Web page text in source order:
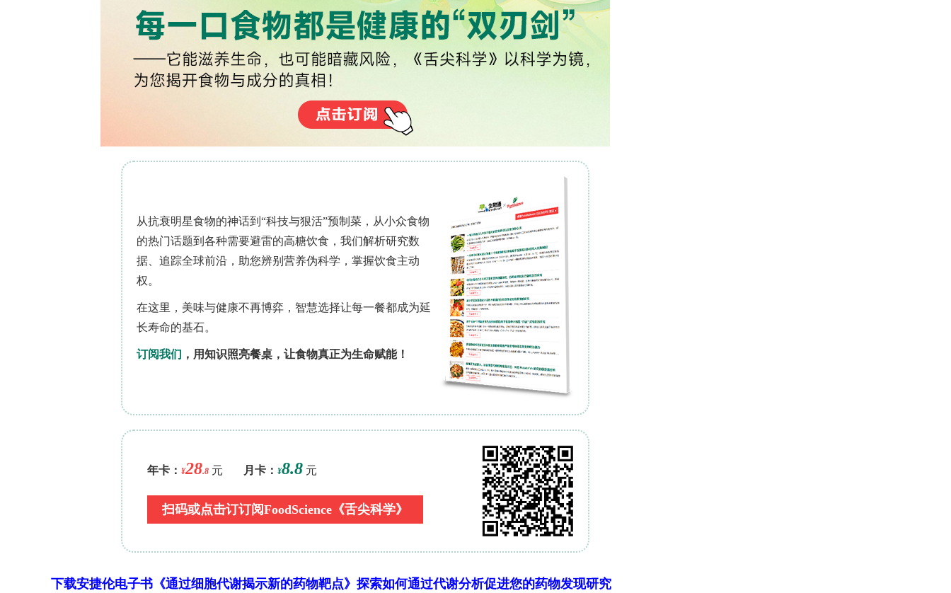
免费下载义翘神州《ADC药物研发与生产解决方案》，覆盖早期研发、工艺开发、临床前研究和临
床研究等多个阶段，全面支持您的ADC药物研发进程。
健康素养是重要的健康社会决定因素，会影响医疗工作者的专业表现。然而，关于结构化健康
本研究旨在评估一种包含健康素养基础、自我效能理论、沟通技巧和压力管理等多方面内容的
教育干预措施对受试者自我效能感与职业幸福感的改善效果。
该随机对照试验采用有对照组的前测后测设计。通过两阶段随机抽样方法，88名医疗工作者被
随机分配到干预组（
?=?44）。干预组接受为期8次的健康素养培训课
程（每次60分钟，每周两次），而对照组则不接受任何培训。研究数据通过Ansari自我效能问
卷（20个条目，涵盖毅力、自我调节和努力三个维度）以及郑氏职业幸福感问卷（18个条目，
包括个人生活幸福感、工作幸福感及心理幸福感三个维度）进行收集。数据分析采用SPSS-26
软件中的重复测量方差分析法和多元协方差分析。
基线时两组之间没有显著差异（
?>?0.05）。多元协方差分析结果显示，该干预措施对自我效
能感与职业幸福感这两个综合指标有显著影响（
?<?0.001，η2 = 0.247，检验力为
0.998）。干预组的自我效能感平均得分从75.40上升至82.00（
?=?0.001），职业幸福感平
均得分从87.75上升至91.72（P?=?0.004），而对照组则无显著变化。此外，后测阶段自我
效能感与职业幸福感之间存在较强的正相关关系（
?<?0.001）。
下载安捷伦电子书《通过细胞代谢揭示新的药物靶点》探索如何通过代谢分析促进您的药物发现研究